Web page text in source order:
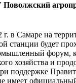
Поволжский
г. в Самаре на
станции будет
форум,
хозяйства и
поддержке
имеет